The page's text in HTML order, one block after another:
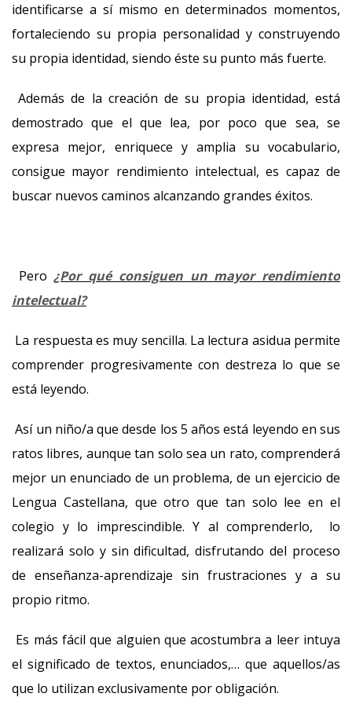
identificarse a sí mismo en determinados momentos,
fortaleciendo su propia personalidad y construyendo
su propia identidad, siendo éste su punto más fuerte.
Además de la creación de su propia identidad, está
demostrado que el que lea, por poco que sea, se
expresa mejor, enriquece y amplia su vocabulario,
consigue mayor rendimiento intelectual, es capaz de
buscar nuevos caminos alcanzando grandes éxitos.
Pero¿Por qué consiguen un mayor rendimiento
intelectual?
La respuesta es muy sencilla. La lectura asidua permite
comprender progresivamente con destreza lo que se
está leyendo.
Así un niño/a que desde los 5 años está leyendo en sus
ratos libres, aunque tan solo sea un rato, comprenderá
mejor un enunciado de un problema, de un ejercicio de
Lengua Castellana, que otro que tan solo lee en el
colegio y lo imprescindible. Y al comprenderlo, lo
realizará solo y sin dificultad, disfrutando del proceso
de enseñanza-aprendizaje sin frustraciones y a su
propio ritmo.
Es más fácil que alguien que acostumbra a leer intuya
el significado de textos, enunciados,… que aquellos/as
que lo utilizan exclusivamente por obligación.